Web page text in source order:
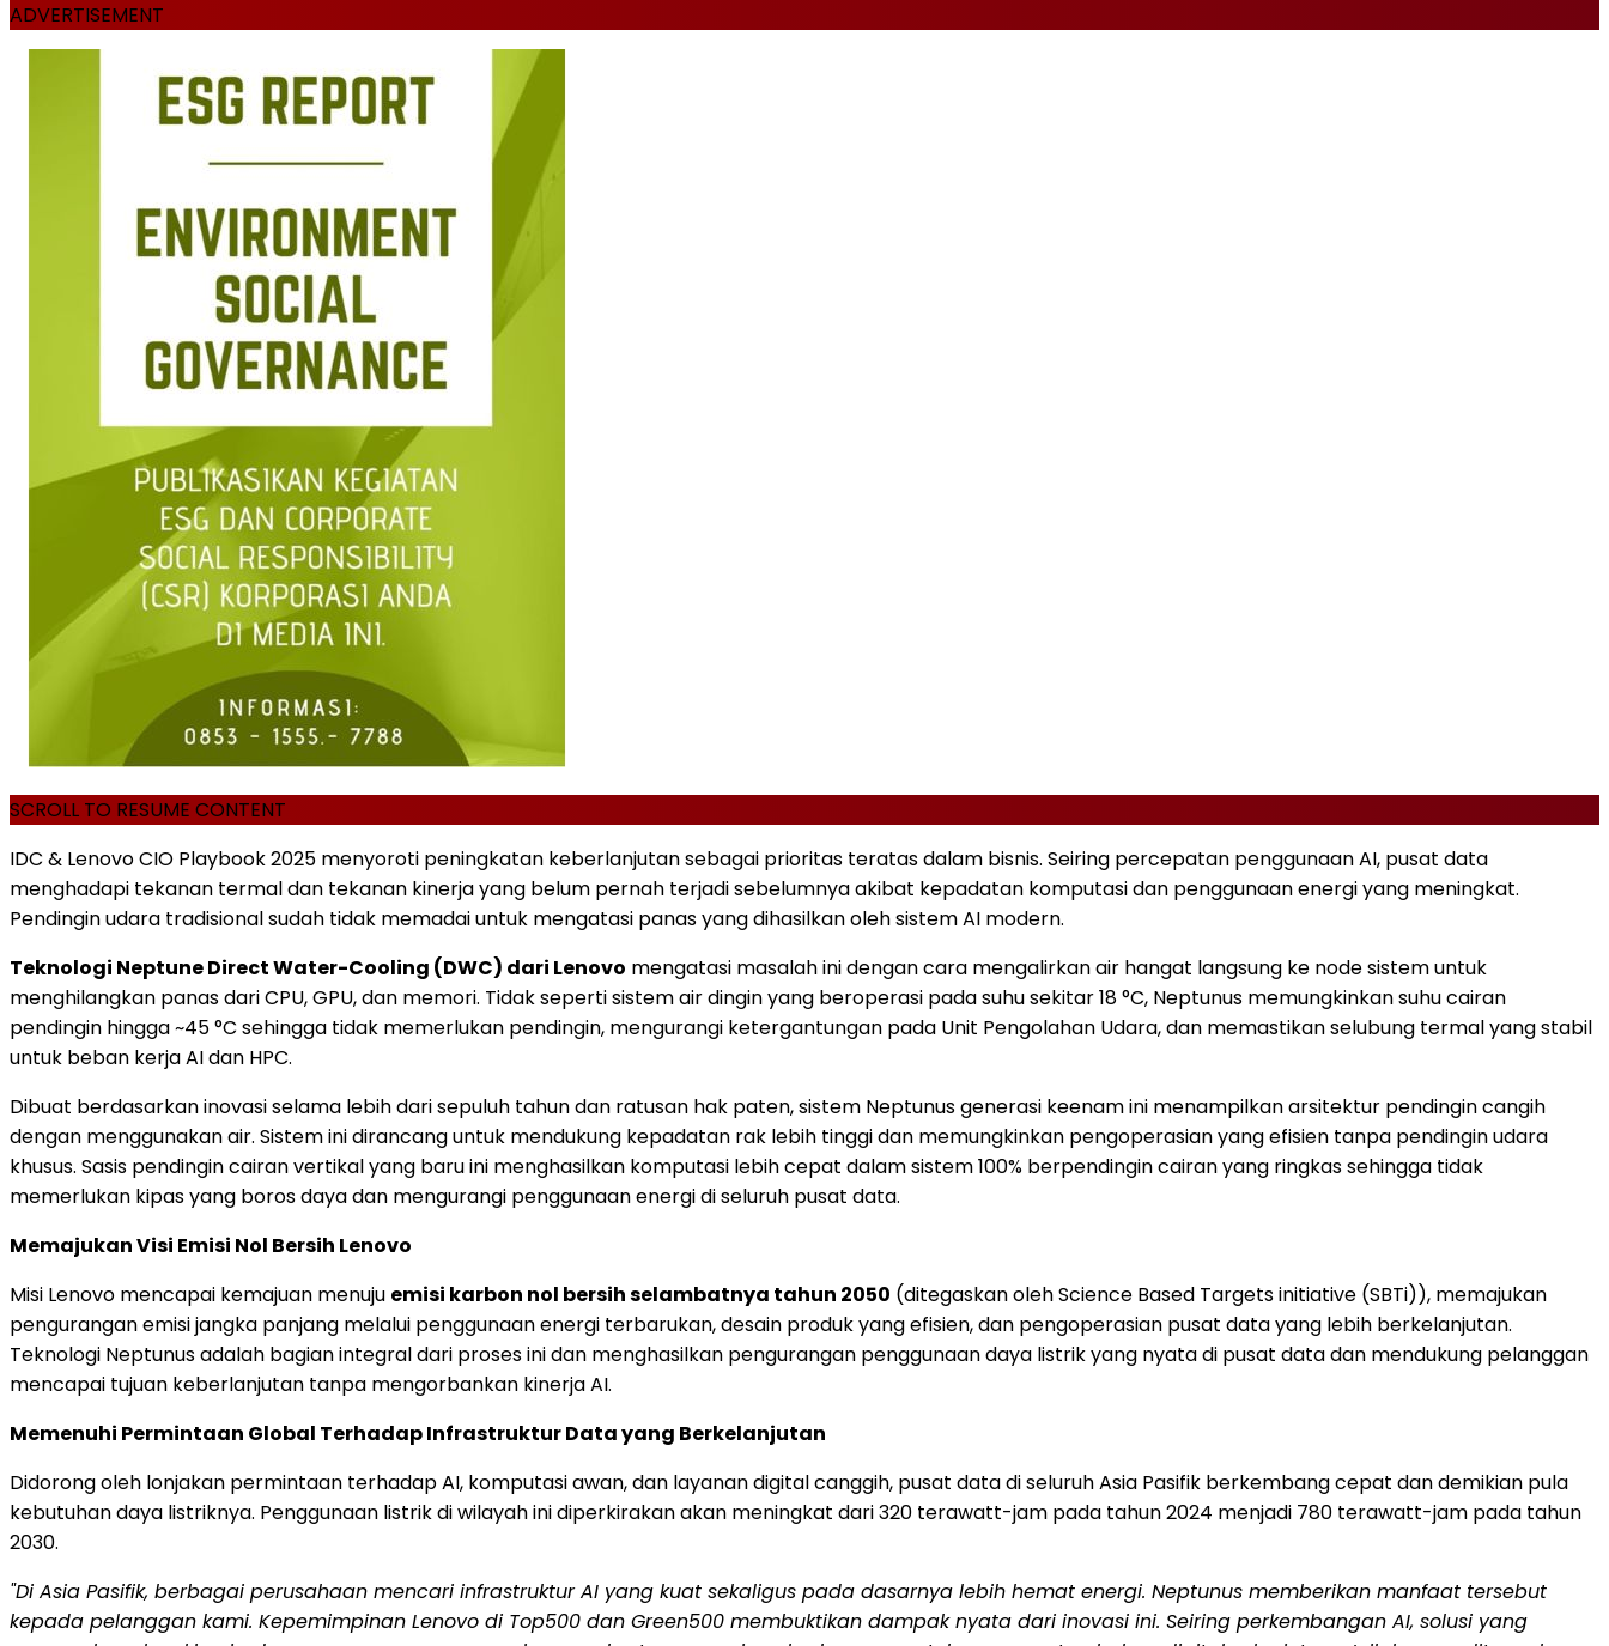
ADVERTISEMENT
SCROLL TO RESUME CONTENT
IDC & Lenovo CIO Playbook 2025 menyoroti peningkatan keberlanjutan sebagai prioritas teratas dalam bisnis. Seiring percepatan penggunaan AI, pusat data
menghadapi tekanan termal dan tekanan kinerja yang belum pernah terjadi sebelumnya akibat kepadatan komputasi dan penggunaan energi yang meningkat.
Pendingin udara tradisional sudah tidak memadai untuk mengatasi panas yang dihasilkan oleh sistem AI modern.
Teknologi Neptune Direct Water-Cooling (DWC) dari Lenovo mengatasi masalah ini dengan cara mengalirkan air hangat langsung ke node sistem untuk
menghilangkan panas dari CPU, GPU, dan memori. Tidak seperti sistem air dingin yang beroperasi pada suhu sekitar 18 °C, Neptunus memungkinkan suhu cairan
pendingin hingga ~45 °C sehingga tidak memerlukan pendingin, mengurangi ketergantungan pada Unit Pengolahan Udara, dan memastikan selubung termal yang stabil
untuk beban kerja AI dan HPC.
Dibuat berdasarkan inovasi selama lebih dari sepuluh tahun dan ratusan hak paten, sistem Neptunus generasi keenam ini menampilkan arsitektur pendingin cangih
dengan menggunakan air. Sistem ini dirancang untuk mendukung kepadatan rak lebih tinggi dan memungkinkan pengoperasian yang efisien tanpa pendingin udara
khusus. Sasis pendingin cairan vertikal yang baru ini menghasilkan komputasi lebih cepat dalam sistem 100% berpendingin cairan yang ringkas sehingga tidak
memerlukan kipas yang boros daya dan mengurangi penggunaan energi di seluruh pusat data.
Memajukan Visi Emisi Nol Bersih Lenovo
Misi Lenovo mencapai kemajuan menuju emisi karbon nol bersih selambatnya tahun 2050 (ditegaskan oleh Science Based Targets initiative (SBTi)), memajukan
pengurangan emisi jangka panjang melalui penggunaan energi terbarukan, desain produk yang efisien, dan pengoperasian pusat data yang lebih berkelanjutan.
Teknologi Neptunus adalah bagian integral dari proses ini dan menghasilkan pengurangan penggunaan daya listrik yang nyata di pusat data dan mendukung pelanggan
mencapai tujuan keberlanjutan tanpa mengorbankan kinerja AI.
Memenuhi Permintaan Global Terhadap Infrastruktur Data yang Berkelanjutan
Didorong oleh lonjakan permintaan terhadap AI, komputasi awan, dan layanan digital canggih, pusat data di seluruh Asia Pasifik berkembang cepat dan demikian pula
kebutuhan daya listriknya. Penggunaan listrik di wilayah ini diperkirakan akan meningkat dari 320 terawatt-jam pada tahun 2024 menjadi 780 terawatt-jam pada tahun
2030.
"Di Asia Pasifik, berbagai perusahaan mencari infrastruktur AI yang kuat sekaligus pada dasarnya lebih hemat energi. Neptunus memberikan manfaat tersebut
kepada pelanggan kami. Kepemimpinan Lenovo di Top500 dan Green500 membuktikan dampak nyata dari inovasi ini. Seiring perkembangan AI, solusi yang